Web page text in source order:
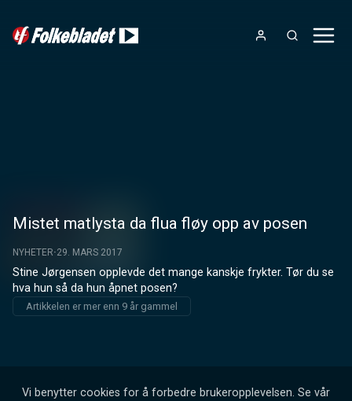
Mistet matlysta da flua fløy opp av posen
NYHETER 29. MARS 2017
Stine Jørgensen opplevde det mange kanskje frykter. Tør du se
hva hun så da hun åpnet posen?
Artikkelen er mer enn 9 år gammel
Vi benytter cookies for å forbedre brukeropplevelsen. Se vår